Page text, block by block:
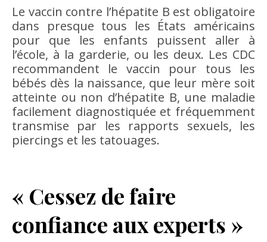
Le vaccin contre l’hépatite B est obligatoire
dans presque tous les États américains
pour que les enfants puissent aller à
l’école, à la garderie, ou les deux. Les CDC
recommandent le vaccin pour tous les
bébés dès la naissance, que leur mère soit
atteinte ou non d’hépatite B, une maladie
facilement diagnostiquée et fréquemment
transmise par les rapports sexuels, les
piercings et les tatouages.
« Cessez de faire
confiance aux experts »